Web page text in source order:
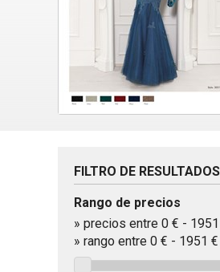
FILTRO DE RESULTADOS
Rango de precios
» precios entre 0 € -
» rango entre 0 € - 1951 €